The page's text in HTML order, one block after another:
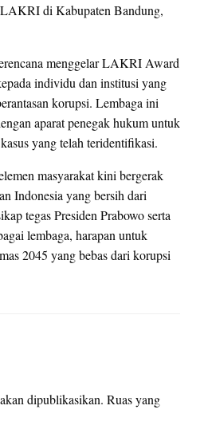
di Kabupaten Bandung,
menggelar LAKRI Award
individu dan institusi yang
korupsi. Lembaga ini
aparat penegak hukum untuk
yang telah teridentifikasi.
masyarakat kini bergerak
Indonesia yang bersih dari
tegas Presiden Prabowo serta
lembaga, harapan untuk
2045 yang bebas dari korupsi
dipublikasikan. Ruas yang